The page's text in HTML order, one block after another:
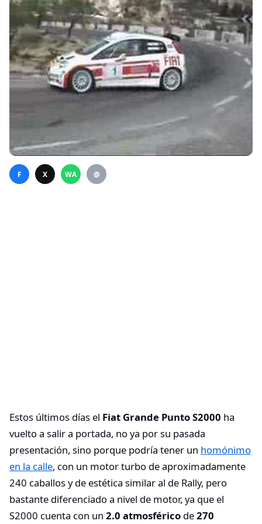
F X WA @
Estos últimos días el Fiat Grande Punto S2000 ha
vuelto a salir a portada, no ya por su pasada
presentación, sino porque podría tener un homónimo
en la calle, con un motor turbo de aproximadamente
240 caballos y de estética similar al de Rally, pero
bastante diferenciado a nivel de motor, ya que el
S2000 cuenta con un 2.0 atmosférico de270